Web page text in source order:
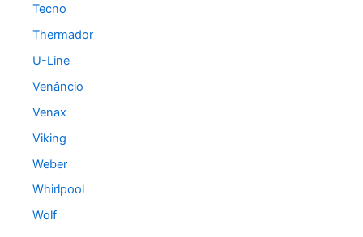
Tecno
Thermador
U-Line
Venâncio
Venax
Viking
Weber
Whirlpool
Wolf